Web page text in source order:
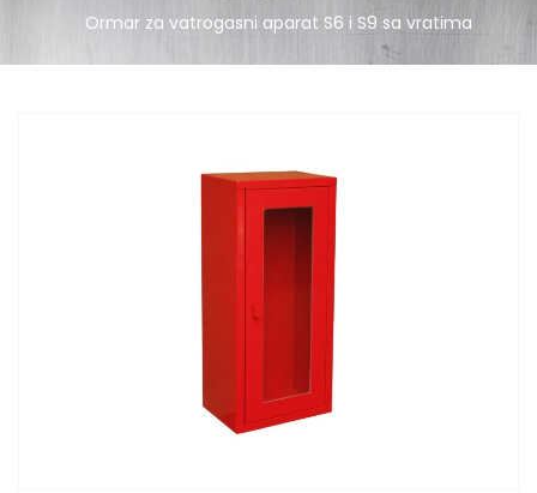
Ormar za vatrogasni aparat S6 i S9 sa vratima